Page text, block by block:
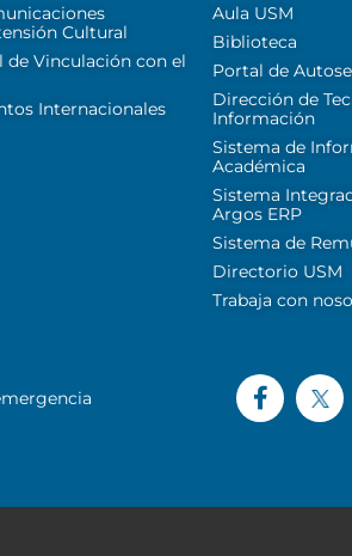
Cultural
de Vinculación con el
Internacionales
Aula USM
Biblioteca
Portal de
Dirección de
Información
Sistema de
Académica
Sistema
Argos ERP
Sistema de
Directorio USM
Trabaja con